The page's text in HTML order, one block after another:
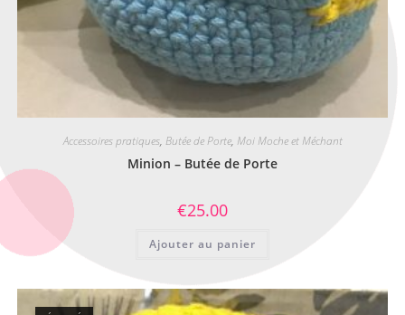
Accessoires pratiques, Butée de Porte, Moi Moche et Méchant
Minion – Butée de Porte
€25.00
Ajouter au panier